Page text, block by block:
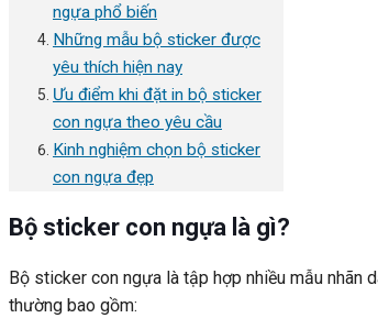
ngựa phổ biến
Những mẫu bộ sticker được
yêu thích hiện nay
Ưu điểm khi đặt in bộ sticker
con ngựa theo yêu cầu
Kinh nghiệm chọn bộ sticker
con ngựa đẹp
Bộ sticker con ngựa là gì?
Bộ sticker con ngựa là tập hợp nhiều mẫu nhãn
thường bao gồm: